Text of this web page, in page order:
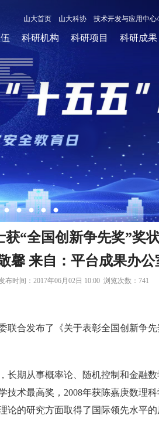
山大首页 山大科协 技术开发与应用中
科研机构 科研项目 科研成果
获“全国创新争先奖”奖
馨 来自：平台成果办公
时间：2017年06月02日 10:00 浏览次数： 741
合发布了《关于表彰全国创新争
期从事概率论、随机控制和金融
术最高奖，2008年获陈嘉庚数理
的研究方面取得了国际领先水平